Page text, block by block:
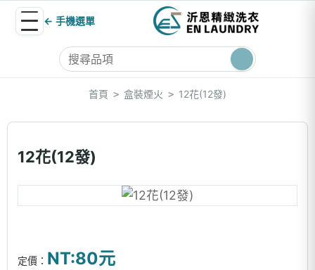
← 手機選單
首頁 > 盒裝煙火 > 12花(12發)
12花(12發)
定價： NT:80元